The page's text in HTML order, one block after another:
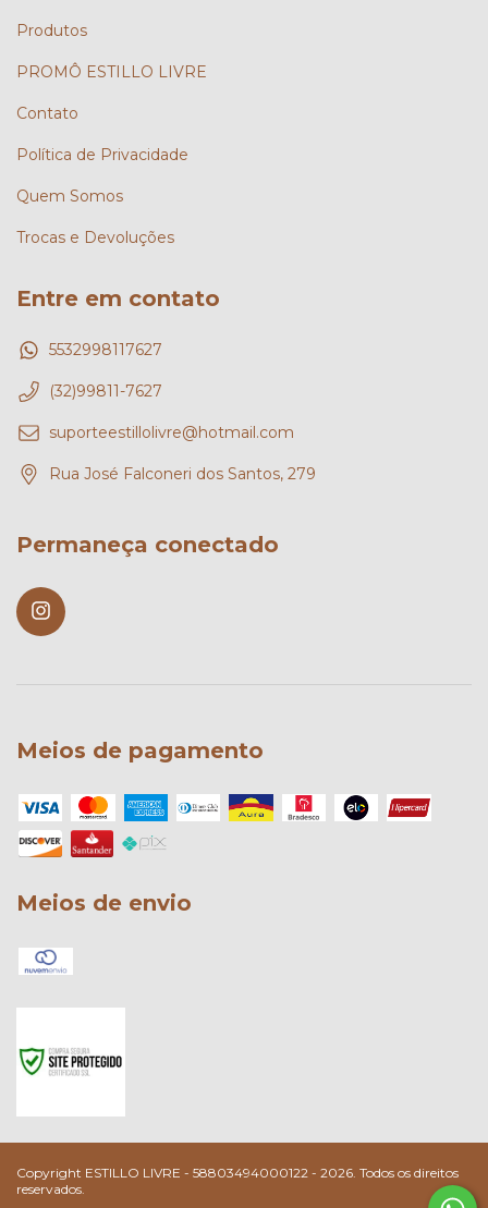
Produtos
PROMÔ ESTILLO LIVRE
Contato
Política de Privacidade
Quem Somos
Trocas e Devoluções
Entre em contato
5532998117627
(32)99811-7627
suporteestillolivre@hotmail.com
Rua José Falconeri dos Santos, 279
Permaneça conectado
Meios de pagamento
Meios de envio
Copyright ESTILLO LIVRE - 58803494000122 - 2026. Todos os direitos
reservados.